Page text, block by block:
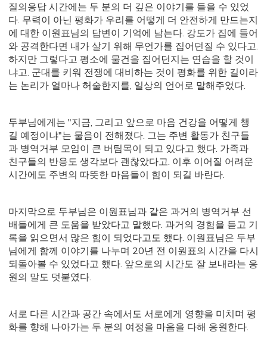
질의응답 시간에는 두 분의 더 깊은 이야기를 들을 수 있었
다. 무력이 아닌 평화가 우리를 어떻게 더 안전하게 만드는지
에 대한 이원표님의 답변이 기억에 남는다. 강도가 집에 들어
와 공격한다면 내가 살기 위해 무언가를 집어던질 수 있다고.
하지만 그렇다고 평소에 물건을 집어던지는 연습을 할 것이
냐고. 군대를 키워 전쟁에 대비하는 것이 평화를 위한 길이라
는 논리가 얼마나 허술한지를, 일상의 언어로 말해주었다.
두부님에게는 "지금, 그리고 앞으로 마음 건강을 어떻게 챙
길 예정이냐"는 물음이 전해졌다. 그는 주변 활동가 친구들
과 병역거부 모임이 큰 버팀목이 되고 있다고 했다. 가족과
친구들의 반응도 생각보다 괜찮았다고. 이후 이어질 어려운
시간에도 주변의 따뜻한 마음들이 힘이 되길 바란다.
마지막으로 두부님은 이원표님과 같은 과거의 병역거부 선
배들에게 큰 도움을 받았다고 말했다. 과거의 경험을 듣고 기
록을 읽으면서 많은 힘이 되었다고도 했다. 이원표님은 두부
님에게 함께 이야기를 나누며 20년 전 이원표의 시간을 다시
되돌아볼 수 있었다고 했다. 앞으로의 시간도 잘 보내라는 응
원의 말도 덧붙였다.
서로 다른 시간과 공간 속에서도 서로에게 영향을 미치며 평
화를 향해 나아가는 두 분의 여정을 마음을 다해 응원한다.